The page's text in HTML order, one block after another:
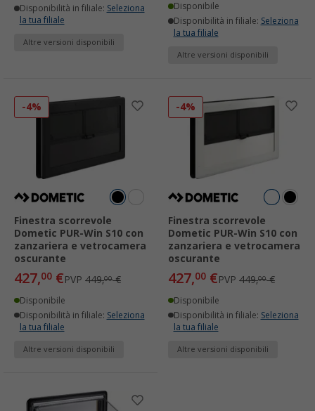
Disponibilità in filiale: Seleziona
la tua filiale
Altre versioni disponibili
Disponibile
Disponibilità in filiale: Seleziona
la tua filiale
Altre versioni disponibili
-4%
Finestra scorrevole
Dometic PUR-Win S10 con
zanzariera e vetrocamera
oscurante
427,00 €PVP 449,00€
Disponibile
Disponibilità in filiale: Seleziona
la tua filiale
Altre versioni disponibili
-4%
Finestra scorrevole
Dometic PUR-Win S10 con
zanzariera e vetrocamera
oscurante
427,00 €PVP 449,00€
Disponibile
Disponibilità in filiale: Seleziona
la tua filiale
Altre versioni disponibili